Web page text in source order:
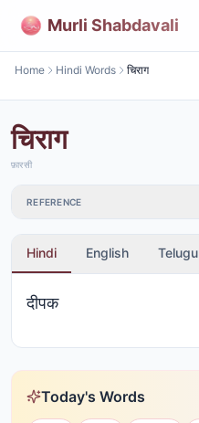
Murli Shabdavali
Home Hindi Words चिराग
चिराग
फ़ारसी
REFERENCE
Hindi English Telugu
दीपक
Today's Words